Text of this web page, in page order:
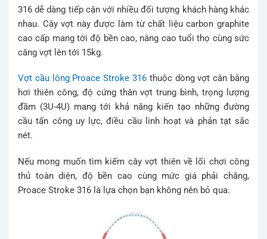
316 dễ dàng tiếp cận với nhiều đối tượng khách hàng khác
nhau. Cây vợt này được làm từ chất liệu carbon graphite
cao cấp mang tới độ bền cao, nâng cao tuổi thọ cùng sức
căng vợt lên tới 15kg.
Vợt cầu lông Proace Stroke 316 thuộc dòng vợt cân bằng
hơi thiên công, độ cứng thân vợt trung bình, trọng lượng
đầm (3U-4U) mang tới khả năng kiến tạo những đường
cầu tấn công uy lực, điều cầu linh hoạt và phản tạt sắc
nét.
Nếu mong muốn tìm kiếm cây vợt thiên về lối chơi công
thủ toàn diện, độ bền cao cùng mức giá phải chăng,
Proace Stroke 316 là lựa chọn bạn không nên bỏ qua.